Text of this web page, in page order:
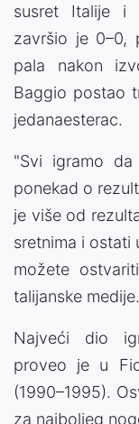
susret Italije i
završio je 0–0,
pala nakon
Baggio postao
jedanaesterac.
"Svi igramo
ponekad o
je više od
sretnima i ostati
možete
talijanske medije.
Najveći dio
proveo je u
(1990–1995).
za najboljeg